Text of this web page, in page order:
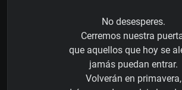
No desesperes.
Cerremos nuestra
que aquellos que hoy se
jamás puedan entrar.
Volverán en primavera,